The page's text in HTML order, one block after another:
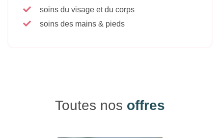
soins du visage et du corps
soins des mains & pieds
Toutes nos offres